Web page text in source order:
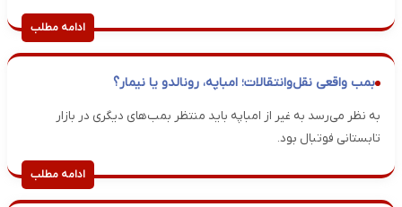
ادامه مطلب
بمب واقعی نقل‌وانتقالات؛ امباپه، رونالدو یا نیمار؟
به نظر می‌رسد به غیر از امباپه باید منتظر بمب‌های دیگری در بازار
تابستانی فوتبال بود.
ادامه مطلب